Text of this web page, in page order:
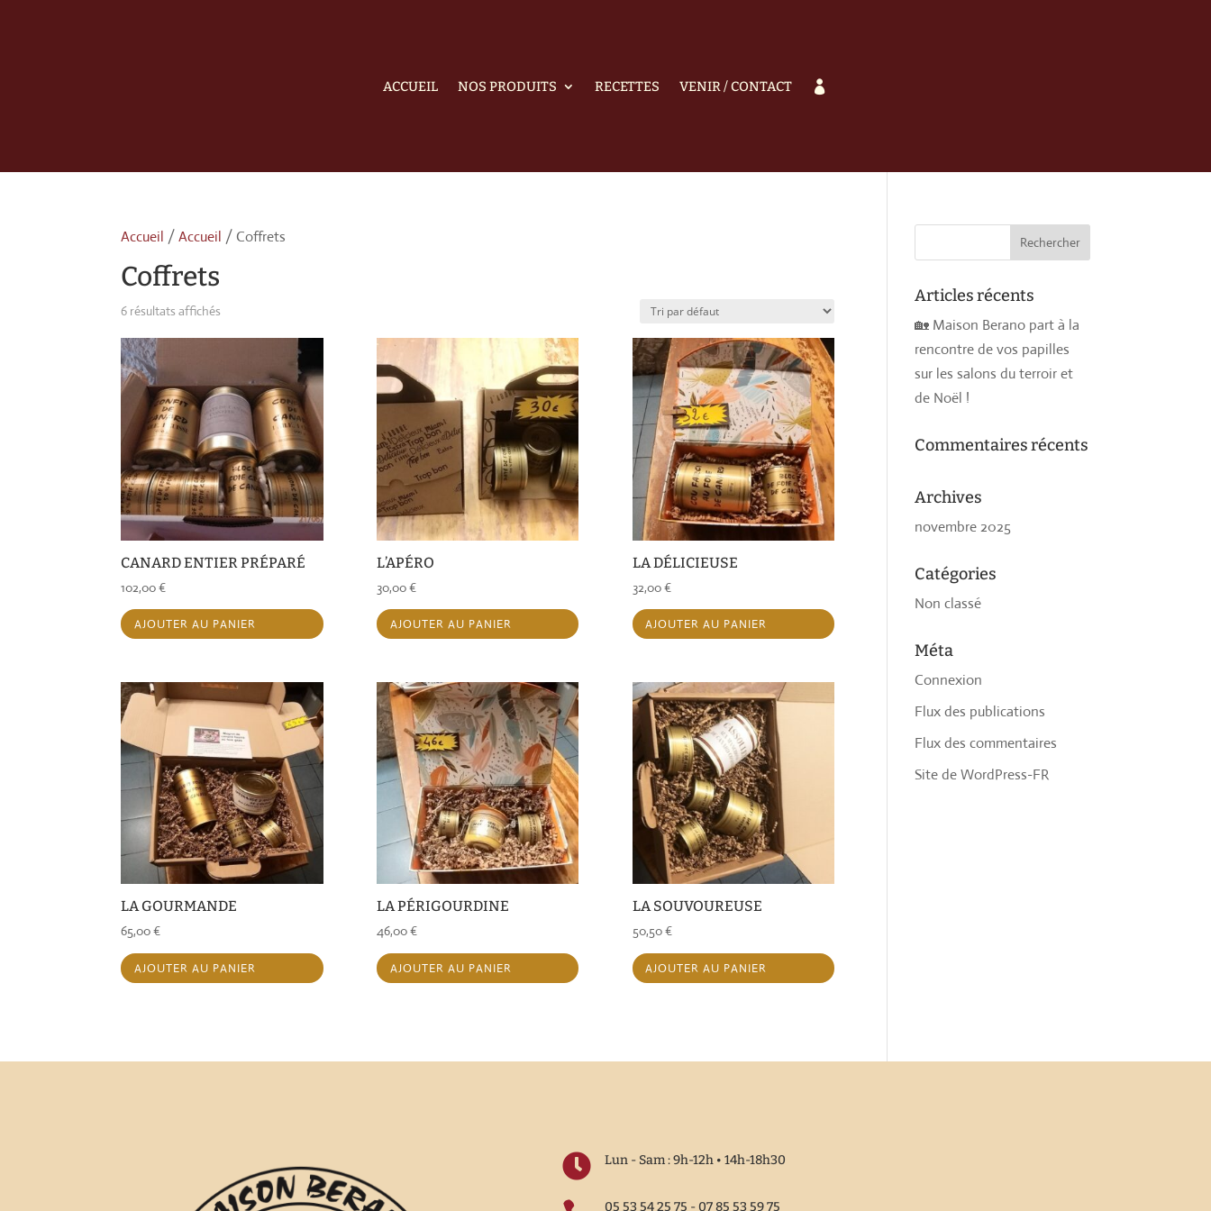
ACCUEIL NOS PRODUITS RECETTES VENIR / CONTACT 
Accueil /Accueil / Coffrets
Coffrets
6 résultats affichés
CANARD ENTIER PRÉPARÉ
102,00€
AJOUTER AU PANIER
L’APÉRO
30,00€
AJOUTER AU PANIER
LA DÉLICIEUSE
32,00€
AJOUTER AU PANIER
LA GOURMANDE
65,00€
AJOUTER AU PANIER
LA PÉRIGOURDINE
46,00€
AJOUTER AU PANIER
LA SOUVOUREUSE
50,50€
AJOUTER AU PANIER
Articles récents
🏡 Maison Berano part à la
rencontre de vos papilles
sur les salons du terroir et
de Noël !
Commentaires récents
Archives
novembre 2025
Catégories
Non classé
Méta
Connexion
Flux des publications
Flux des commentaires
Site de WordPress-FR
 Lun - Sam : 9h-12h • 14h-18h30
05 53 54 25 75 - 07 85 53 59 75